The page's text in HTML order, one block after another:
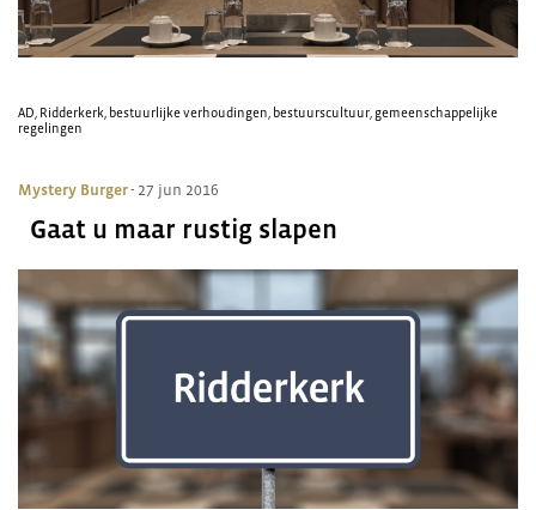
AD, Ridderkerk, bestuurlijke verhoudingen, bestuurscultuur, gemeenschappelijke
regelingen
Mystery Burger- 27 jun 2016
Gaat u maar rustig slapen